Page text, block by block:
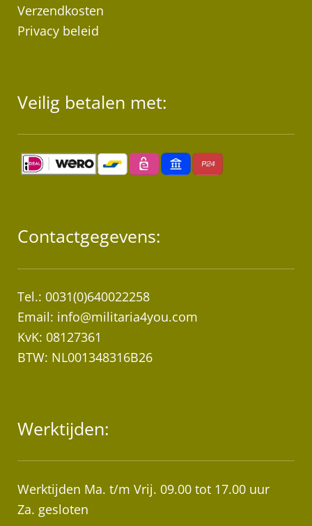
Verzendkosten
Privacy beleid
Veilig betalen met:
Contactgegevens:
Tel.: 0031(0)640022258
Email: info@militaria4you.com
KvK: 08127361
BTW: NL001348316B26
Werktijden:
Werktijden Ma. t/m Vrij. 09.00 tot 17.00 uur
Za. gesloten